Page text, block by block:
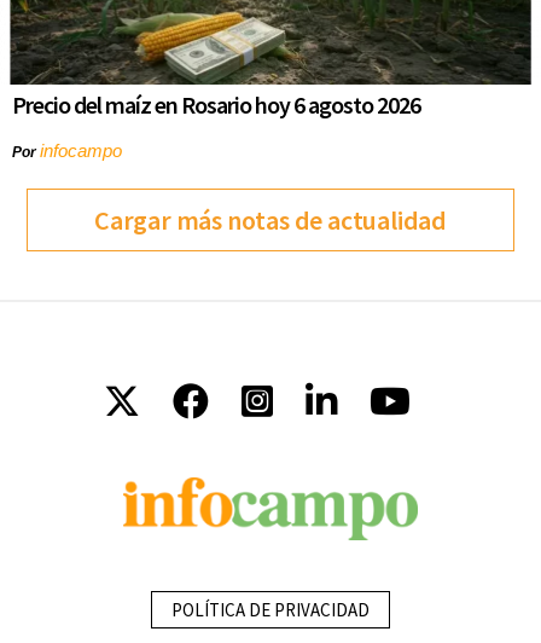
Precio del maíz en Rosario hoy 6 agosto 2026
Porinfocampo
Cargar más notas de actualidad
POLÍTICA DE PRIVACIDAD